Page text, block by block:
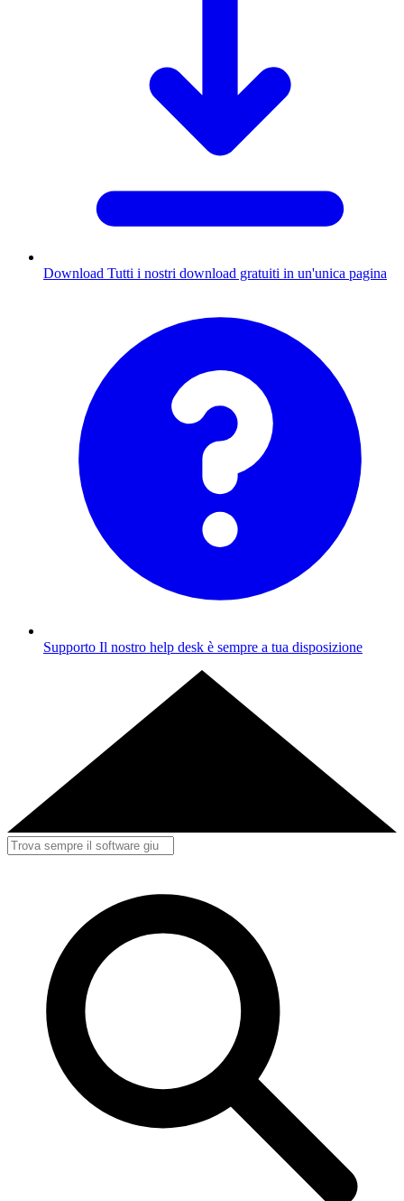
Download Tutti i nostri download gratuiti in un'unica pagina
Supporto Il nostro help desk è sempre a tua disposizione